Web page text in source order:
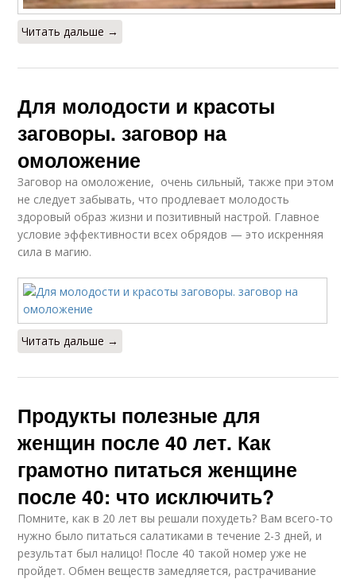
Читать дальше →
Для молодости и красоты
заговоры. заговор на
омоложение
Заговор на омоложение, очень сильный, также при этом
не следует забывать, что продлевает молодость
здоровый образ жизни и позитивный настрой. Главное
условие эффективности всех обрядов — это искренняя
сила в магию.
Читать дальше →
Продукты полезные для
женщин после 40 лет. Как
грамотно питаться женщине
после 40: что исключить?
Помните, как в 20 лет вы решали похудеть? Вам всего-то
нужно было питаться салатиками в течение 2-3 дней, и
результат был налицо! После 40 такой номер уже не
пройдет. Обмен веществ замедляется, растрачивание